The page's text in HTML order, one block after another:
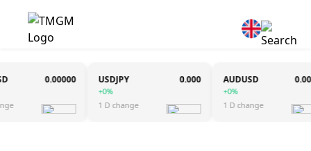
0.00000 USDJPY
+0%
1 D change
0.000 AUDUSD
+0%
1 D change